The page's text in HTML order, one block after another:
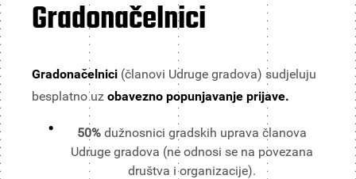
Gradonačelnici
Gradonačelnici (članovi Udruge gradova) sudjeluju
besplatno uz obavezno popunjavanje prijave.
50% dužnosnici gradskih uprava članova
Udruge gradova (ne odnosi se na povezana
društva i organizacije).